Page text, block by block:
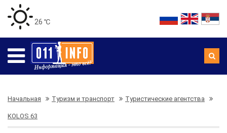
26 ℃
Начальная Туризм и транспорт Туристические агентства
KOLOS 63